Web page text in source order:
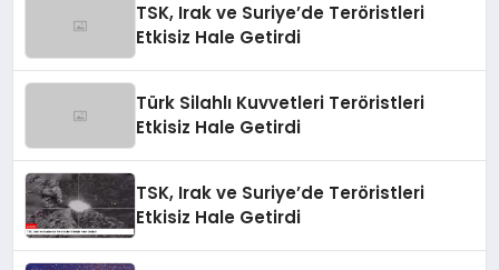
TSK, Irak ve Suriye’de Teröristleri
Etkisiz Hale Getirdi
Türk Silahlı Kuvvetleri Teröristleri
Etkisiz Hale Getirdi
TSK, Irak ve Suriye’de Teröristleri
Etkisiz Hale Getirdi